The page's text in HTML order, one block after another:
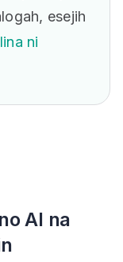
esejih
ni
AI na